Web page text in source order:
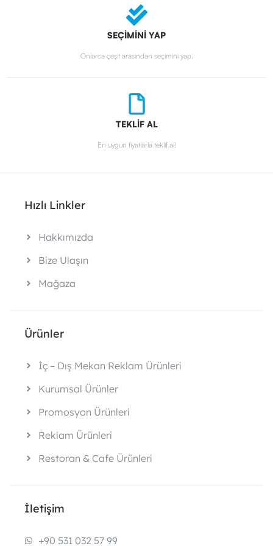
SEÇİMİNİ YAP
Onlarca çeşit arasından seçimini yap.
TEKLİF AL
En uygun fiyatlarla teklif al!
Hızlı Linkler
Hakkımızda
Bize Ulaşın
Mağaza
Ürünler
İç – Dış Mekan Reklam Ürünleri
Kurumsal Ürünler
Promosyon Ürünleri
Reklam Ürünleri
Restoran & Cafe Ürünleri
İletişim
+90 531 032 57 99